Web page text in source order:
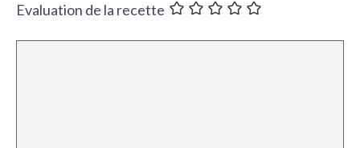
Evaluation de la recette